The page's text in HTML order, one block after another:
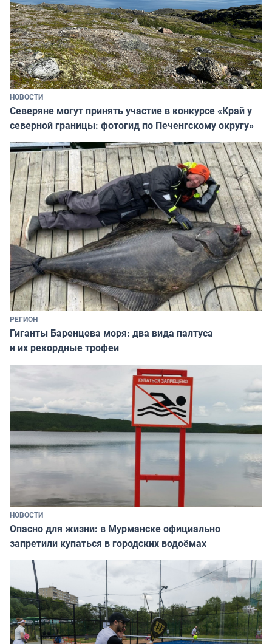
НОВОСТИ
Северяне могут принять участие в конкурсе «Край у
северной границы: фотогид по Печенгскому округу»
РЕГИОН
Гиганты Баренцева моря: два вида палтуса
и их рекордные трофеи
НОВОСТИ
Опасно для жизни: в Мурманске официально
запретили купаться в городских водоёмах